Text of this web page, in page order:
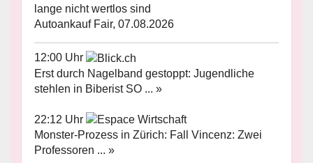
lange nicht wertlos sind
Autoankauf Fair, 07.08.2026
12:00 Uhr
Erst durch Nagelband gestoppt: Jugendliche
stehlen in Biberist SO ... »
22:12 Uhr
Monster-Prozess in Zürich: Fall Vincenz: Zwei
Professoren ... »